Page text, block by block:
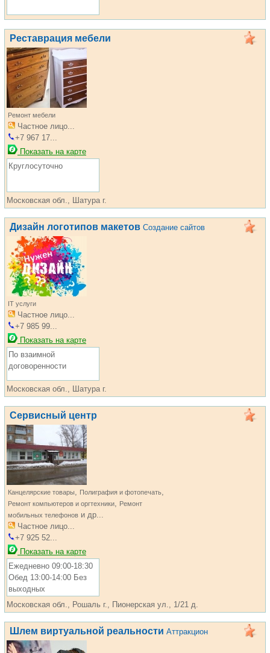
Реставрация мебели
Ремонт мебели
Частное лицо...
+7 967 17...
Показать на карте
Круглосуточно
Московская обл., Шатура г.
Дизайн логотипов макетов Создание сайтов
IT услуги
Частное лицо...
+7 985 99...
Показать на карте
По взаимной
договоренности
Московская обл., Шатура г.
Сервисный центр
Канцелярские товары, Полиграфия и фотопечать,
Ремонт компьютеров и оргтехники, Ремонт
мобильных телефонов и др...
Частное лицо...
+7 925 52...
Показать на карте
Ежедневно 09:00-18:30
Обед 13:00-14:00 Без
выходных
Московская обл., Рошаль г., Пионерская ул., 1/21 д.
Шлем виртуальной реальности Аттракцион